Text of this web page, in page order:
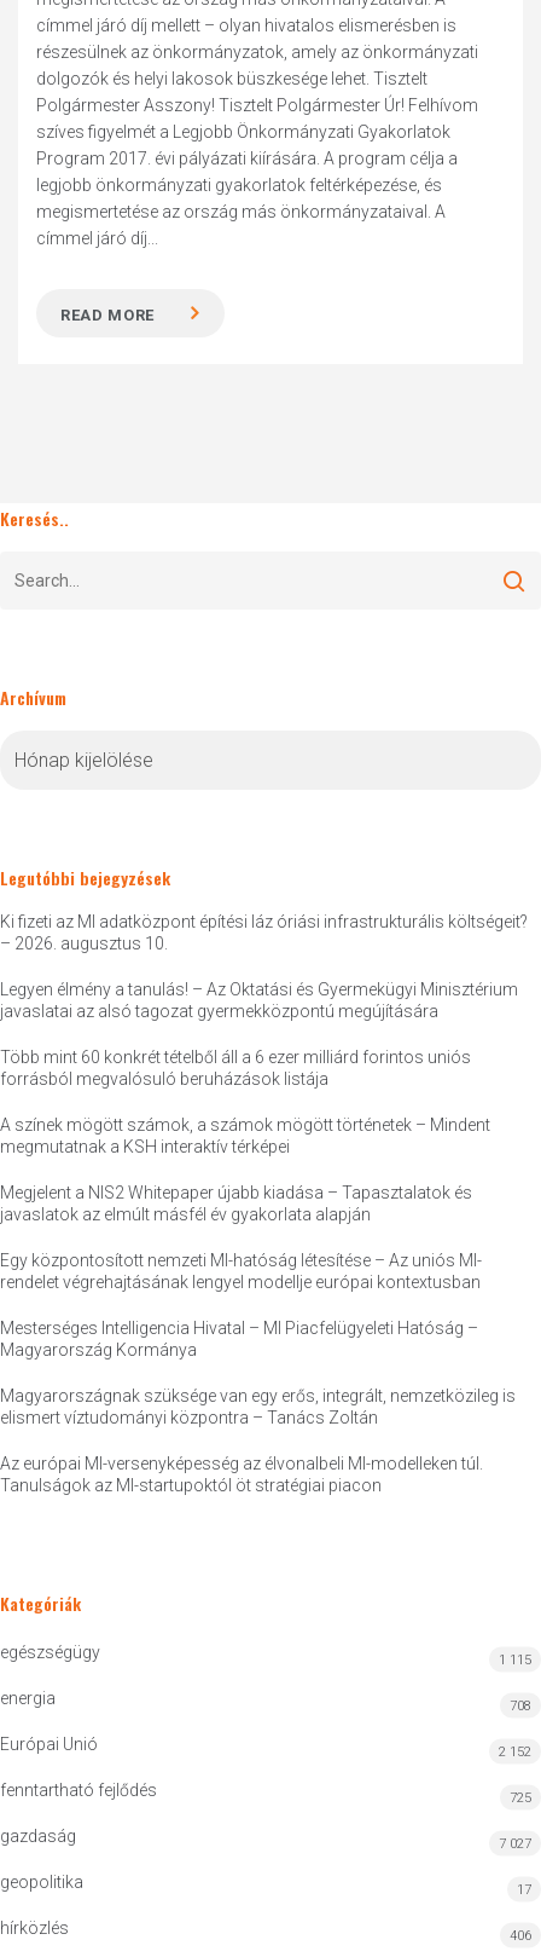
címmel járó díj mellett – olyan hivatalos elismerésben is
részesülnek az önkormányzatok, amely az önkormányzati
dolgozók és helyi lakosok büszkesége lehet. Tisztelt
Polgármester Asszony! Tisztelt Polgármester Úr! Felhívom
szíves figyelmét a Legjobb Önkormányzati Gyakorlatok
Program 2017. évi pályázati kiírására. A program célja a
legjobb önkormányzati gyakorlatok feltérképezése, és
megismertetése az ország más önkormányzataival. A
címmel járó díj...
READ MORE
Keresés..
Archívum
Legutóbbi bejegyzések
Ki fizeti az MI adatközpont építési láz óriási infrastrukturális költségeit?
– 2026. augusztus 10.
Legyen élmény a tanulás! – Az Oktatási és Gyermekügyi Minisztérium
javaslatai az alsó tagozat gyermekközpontú megújítására
Több mint 60 konkrét tételből áll a 6 ezer milliárd forintos uniós
forrásból megvalósuló beruházások listája
A színek mögött számok, a számok mögött történetek – Mindent
megmutatnak a KSH interaktív térképei
Megjelent a NIS2 Whitepaper újabb kiadása – Tapasztalatok és
javaslatok az elmúlt másfél év gyakorlata alapján
Egy központosított nemzeti MI-hatóság létesítése – Az uniós MI-
rendelet végrehajtásának lengyel modellje európai kontextusban
Mesterséges Intelligencia Hivatal – MI Piacfelügyeleti Hatóság –
Magyarország Kormánya
Magyarországnak szüksége van egy erős, integrált, nemzetközileg is
elismert víztudományi központra – Tanács Zoltán
Az európai MI-versenyképesség az élvonalbeli MI-modelleken túl.
Tanulságok az MI-startupoktól öt stratégiai piacon
Kategóriák
egészségügy 1 115
energia 708
Európai Unió 2 152
fenntartható fejlődés 725
gazdaság 7 027
geopolitika 17
hírközlés 406